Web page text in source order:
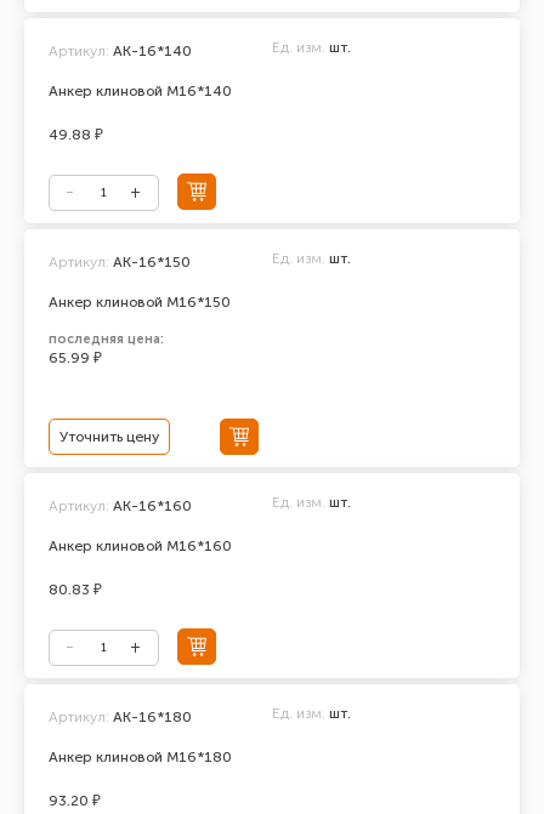
Анкер клиновой М16*140
Артикул: АК-16*140 Ед. изм. шт.
49.88 ₽
Анкер клиновой М16*150
Артикул: АК-16*150 Ед. изм. шт.
последняя цена:
65.99 ₽
Уточнить цену
Анкер клиновой М16*160
Артикул: АК-16*160 Ед. изм. шт.
80.83 ₽
Анкер клиновой М16*180
Артикул: АК-16*180 Ед. изм. шт.
93.20 ₽